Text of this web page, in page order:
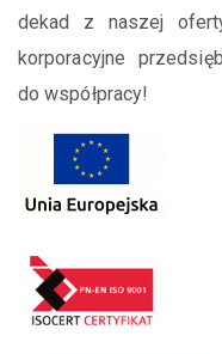
dekad z naszej
korporacyjne
do współpracy!